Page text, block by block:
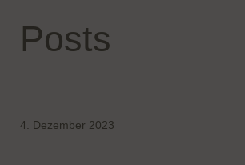
Posts
4. Dezember 2023